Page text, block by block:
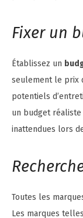
Fixer un
Établissez un
seulement le prix
potentiels
un budget réaliste
inattendues lors
Toutes les
Les marques